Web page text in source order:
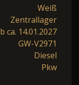
Weiß
Zentrallager
ca. 14.01.2027
GW-V2971
Diesel
Pkw